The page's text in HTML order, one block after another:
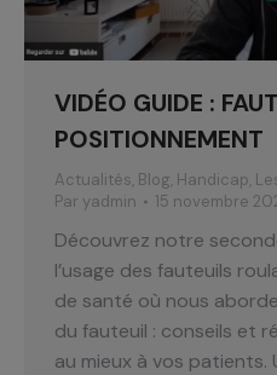
VIDÉO GUIDE :
POSITIONNEMENT
Actualités, Blog, Handicap,
Par yadmin 15 novembre
Découvrez notre
l’usage des fauteuils
de santé où nous
du fauteuil : conseils et
au mieux à vos patients.